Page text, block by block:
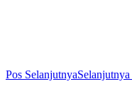
Pos SelanjutnyaSelanjutnya